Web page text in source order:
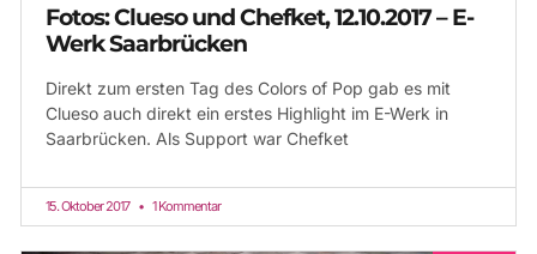
Fotos: Clueso und Chefket, 12.10.2017 – E-
Werk Saarbrücken
Direkt zum ersten Tag des Colors of Pop gab es mit
Clueso auch direkt ein erstes Highlight im E-Werk in
Saarbrücken. Als Support war Chefket
15. Oktober 2017 1 Kommentar